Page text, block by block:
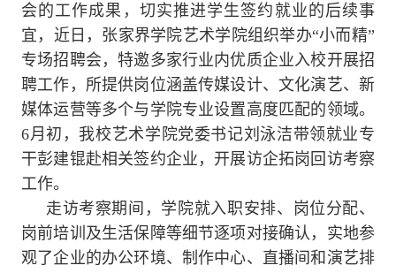
会的工作成果，切实推进学生签约就业的后续事
宜，近日，张家界学院艺术学院组织举办“小而精”
专场招聘会，特邀多家行业内优质企业入校开展招
聘工作，所提供岗位涵盖传媒设计、文化演艺、新
媒体运营等多个与学院专业设置高度匹配的领域。
6月初，我校艺术学院党委书记刘泳洁带领就业专
干彭建锟赴相关签约企业，开展访企拓岗回访考察
工作。
走访考察期间，学院就入职安排、岗位分配、
岗前培训及生活保障等细节逐项对接确认，实地参
观了企业的办公环境、制作中心、直播间和演艺排